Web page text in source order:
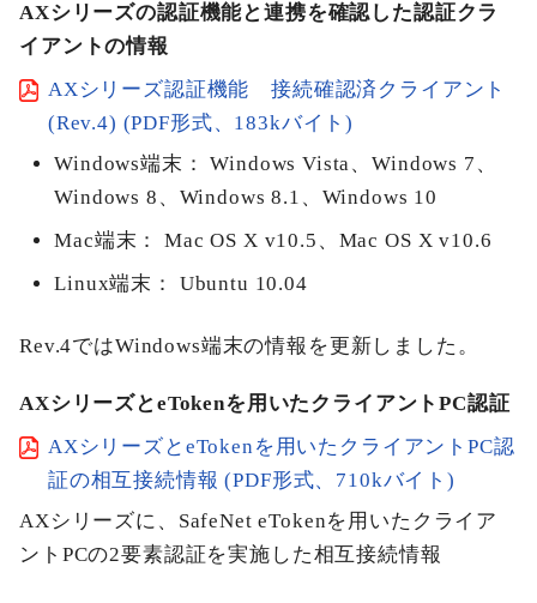
AXシリーズの認証機能と連携を確認した認証クラ
イアントの情報
AXシリーズ認証機能 接続確認済クライアント
(Rev.4) (PDF形式、183kバイト)
Windows端末： Windows Vista、Windows 7、
Windows 8、Windows 8.1、Windows 10
Mac端末： Mac OS X v10.5、Mac OS X v10.6
Linux端末： Ubuntu 10.04
Rev.4ではWindows端末の情報を更新しました。
AXシリーズとeTokenを用いたクライアントPC認証
AXシリーズとeTokenを用いたクライアントPC認
証の相互接続情報 (PDF形式、710kバイト)
AXシリーズに、SafeNet eTokenを用いたクライア
ントPCの2要素認証を実施した相互接続情報